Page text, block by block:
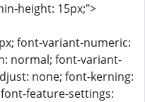
height: 15px;">
font-variant-numeric:
normal; font-variant-
none; font-kerning:
feature-settings: